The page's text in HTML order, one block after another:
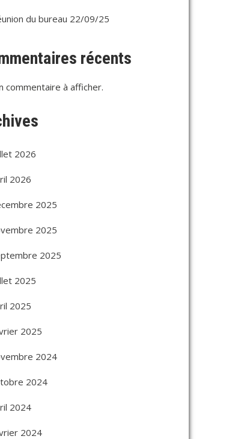
du bureau 22/09/25
récents
commentaire à afficher.
2026
2026
2025
2025
2025
2025
2025
2025
2024
2024
2024
2024